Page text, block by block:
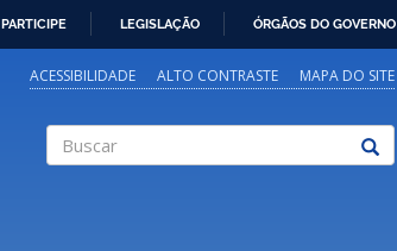
PARTICIPE LEGISLAÇÃO ÓRGÃOS DO GOVERNO
ACESSIBILIDADE ALTO CONTRASTE MAPA DO SITE